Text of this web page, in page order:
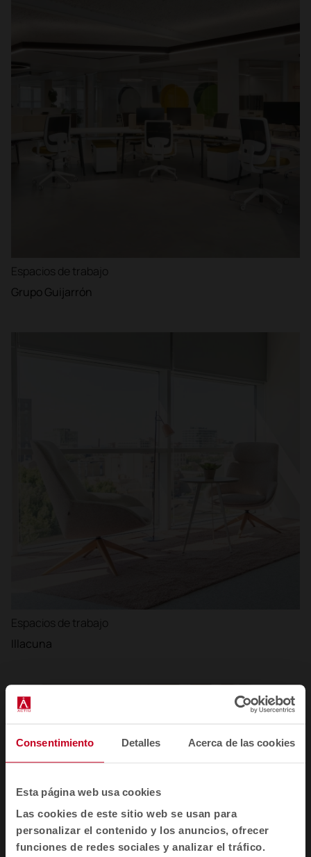
Consentimiento Detalles Acerca de las cookies
Esta página web usa cookies
Las cookies de este sitio web se usan para
personalizar el contenido y los anuncios, ofrecer
funciones de redes sociales y analizar el tráfico.
Espacios de trabajo
Grupo Guijarrón
Espacios de trabajo
Illacuna